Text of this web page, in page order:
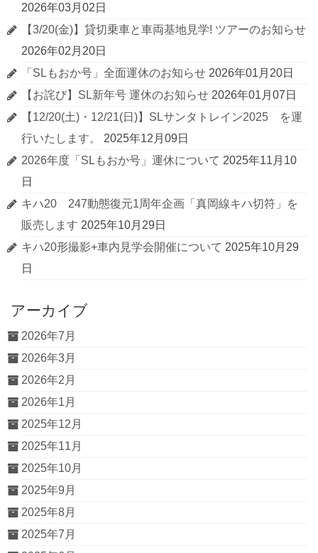
2026年03月02日
【3/20(金)】貸切乗車と車両基地見学! ツアーのお知らせ
2026年02月20日
「SLもおか号」全面運休のお知らせ 2026年01月20日
【お詫び】SL新年号 運休のお知らせ 2026年01月07日
【12/20(土)・12/21(日)】SLサンタトレイン2025 を運
行いたします。
2025年12月09日
2026年度「SLもおか号」運休について 2025年11月10
日
キハ20 247動態復元1周年企画「真岡線キハ切符」を
販売します 2025年10月29日
キハ20形撮影+車内見学会開催について 2025年10月29
日
アーカイブ
2026年7月
2026年3月
2026年2月
2026年1月
2025年12月
2025年11月
2025年10月
2025年9月
2025年8月
2025年7月